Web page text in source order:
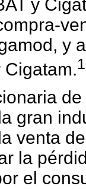
y
y
gran
venta
la
el